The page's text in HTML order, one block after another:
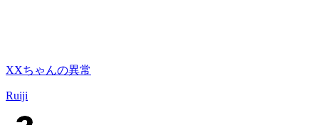
XXちゃんの異常
Ruiji